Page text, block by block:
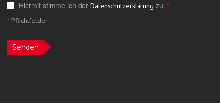
Hiermit stimme ich der Datenschutzerklärung zu. *
*Pflichtfelder
Senden